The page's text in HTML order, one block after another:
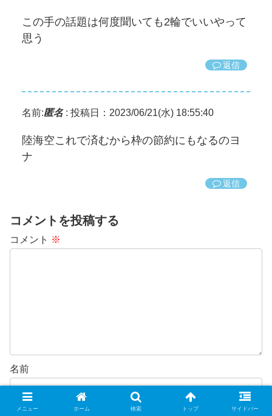
この手の話題は何度聞いても2輪でいいやって
思う
返信
名前:匿名: 投稿日：2023/06/21(水) 18:55:40
陸海空これで済むから枠の節約にもなるのヨ
ナ
返信
コメントを投稿する
コメント ※
名前
メニュー ホーム 検索 トップ サイドバー